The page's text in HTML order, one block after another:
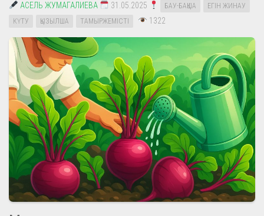
АСЕЛЬ ЖУМАГАЛИЕВА 31.05.2025 БАУ-БАҚША
ЕГІН ЖИНАУ
КҮТУ
ҚЫЗЫЛША ТАМЫРЖЕМІСТІ 1322